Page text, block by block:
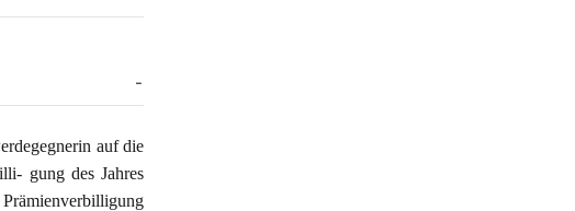
auf die
gung des Jahres